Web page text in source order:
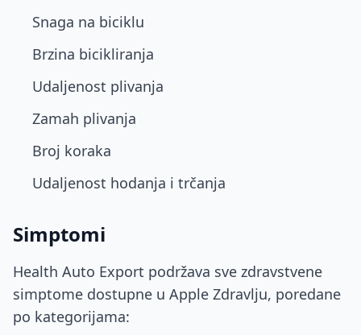
Snaga na biciklu
Brzina bicikliranja
Udaljenost plivanja
Zamah plivanja
Broj koraka
Udaljenost hodanja i trčanja
Simptomi
Health Auto Export podržava sve zdravstvene
simptome dostupne u Apple Zdravlju, poredane
po kategorijama: